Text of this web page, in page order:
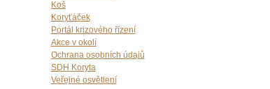
Koš
Koryťáček
Portál krizového řízení
Akce v okolí
Ochrana osobních údajů
SDH Koryta
Veřejné osvětlení